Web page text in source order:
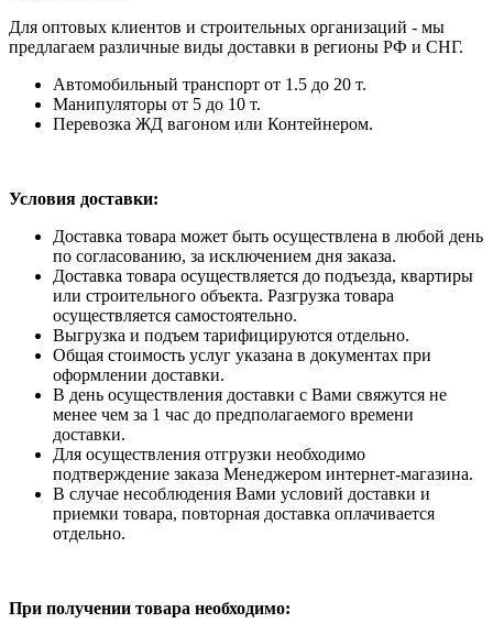
Для оптовых клиентов и строительных организаций - мы
предлагаем различные виды доставки в регионы РФ и СНГ.
Автомобильный транспорт от 1.5 до 20 т.
Манипуляторы от 5 до 10 т.
Перевозка ЖД вагоном или Контейнером.
Условия доставки:
Доставка товара может быть осуществлена в любой день
по согласованию, за исключением дня заказа.
Доставка товара осуществляется до подъезда, квартиры
или строительного объекта. Разгрузка товара
осуществляется самостоятельно.
Выгрузка и подъем тарифицируются отдельно.
Общая стоимость услуг указана в документах при
оформлении доставки.
В день осуществления доставки с Вами свяжутся не
менее чем за 1 час до предполагаемого времени
доставки.
Для осуществления отгрузки необходимо
подтверждение заказа Менеджером интернет-магазина.
В случае несоблюдения Вами условий доставки и
приемки товара, повторная доставка оплачивается
отдельно.
При получении товара необходимо: